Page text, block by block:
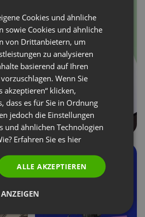
GERMAN
POLISH
RUSSIAN
SPANISH
ITALIAN
Cookies und ähnliche
sowie Cookies und ähnliche
von Drittanbietern, um
zu analysieren
basierend auf Ihren
Wenn Sie
akzeptieren“ klicken,
dass es für Sie in Ordnung
jedoch die Einstellungen
und ähnlichen Technologien
Erfahren Sie es hier
ALLE AKZEPTIEREN